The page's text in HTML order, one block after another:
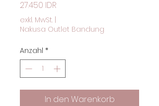
27.450 IDR
exkl. MwSt.
Nakusa Outlet Bandung
Anzahl *
In den Warenkorb